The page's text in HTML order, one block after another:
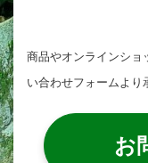
商品やオンラインショ
い合わせフォームより
お